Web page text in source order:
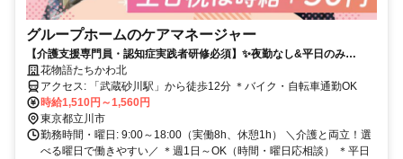
グループホームのケアマネージャー
【介護支援専門員・認知症実践者研修必須】✨夜勤なし&平日のみ
OK✨✅週1日～OK✅️高時給✅️扶養内OK✅ブランク歓迎
花物語たちかわ北
アクセス: 「武蔵砂川駅」から徒歩12分 ＊バイク・自転車通勤OK
時給1,510円～1,560円
東京都立川市
勤務時間・曜日: 9:00～18:00（実働8h、休憩1h） ＼介護と両立！選
べる曜日で働きやすい／ ＊週1日～OK（時間・曜日応相談） ＊平日